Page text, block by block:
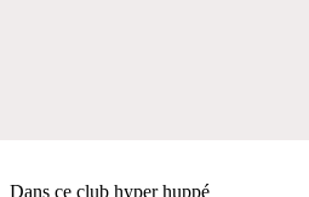
Dans ce club hyper huppé